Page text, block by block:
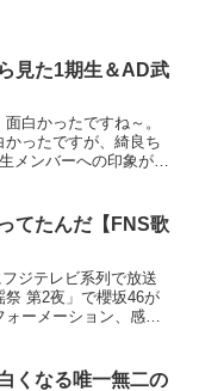
方ない...
見た1期生＆AD武
白かったですね～。
かったですが、綺良ち
メンバーへの印象が興
はそれをまとめてみま
人はこ...
てたんだ【FNS歌
ジテレビ系列で放送
祭 第2夜」で櫻坂46が
ーメーション、感想
！1番→...
くなる唯一無二の